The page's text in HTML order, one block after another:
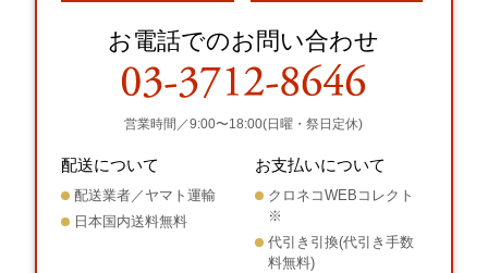
お電話でのお問い合わせ
営業時間／9:00〜18:00(日曜・祭日定休)
配送について
配送業者／ヤマト運輸
日本国内送料無料
お支払いについて
クロネコWEBコレクト
※
代引き引換(代引き手数
料無料)